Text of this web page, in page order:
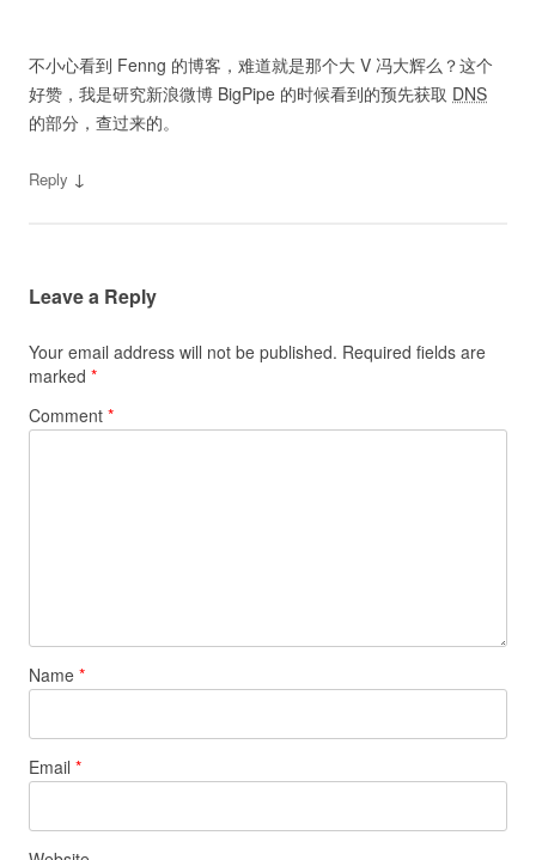
不小心看到 Fenng 的博客，难道就是那个大 V 冯大辉么？这个
好赞，我是研究新浪微博 BigPipe 的时候看到的预先获取 DNS
的部分，查过来的。
Reply ↓
Leave a Reply
Your email address will not be published. Required fields are
marked *
Comment *
Name *
Email *